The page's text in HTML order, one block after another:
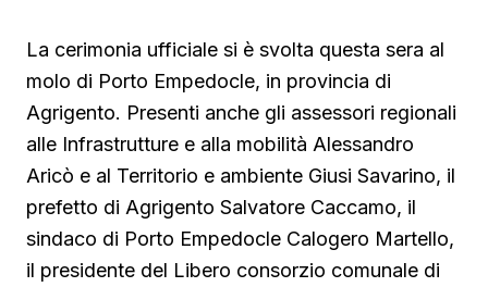
La cerimonia ufficiale si è svolta questa sera al
molo di Porto Empedocle, in provincia di
Agrigento. Presenti anche gli assessori regionali
alle Infrastrutture e alla mobilità Alessandro
Aricò e al Territorio e ambiente Giusi Savarino, il
prefetto di Agrigento Salvatore Caccamo, il
sindaco di Porto Empedocle Calogero Martello,
il presidente del Libero consorzio comunale di